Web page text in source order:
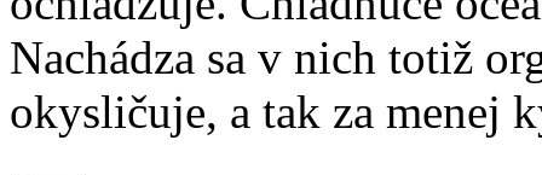
Nachádza sa v nich totiž
okysličuje, a tak za menej